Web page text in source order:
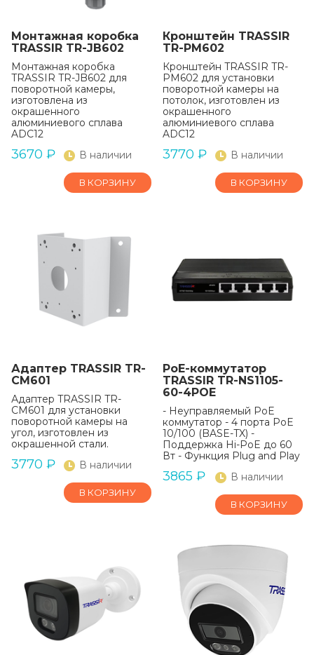
Монтажная коробка
TRASSIR TR-JB602
Монтажная коробка
TRASSIR TR-JB602 для
поворотной камеры,
изготовлена из
окрашенного
алюминиевого сплава
ADC12
3670 ₽ В наличии
В КОРЗИНУ
Кронштейн TRASSIR
TR-PM602
Кронштейн TRASSIR TR-
PM602 для установки
поворотной камеры на
потолок, изготовлен из
окрашенного
алюминиевого сплава
ADC12
3770 ₽ В наличии
В КОРЗИНУ
Адаптер TRASSIR TR-
CM601
Адаптер TRASSIR TR-
CM601 для установки
поворотной камеры на
угол, изготовлен из
окрашенной стали.
3770 ₽ В наличии
В КОРЗИНУ
РоЕ-коммутатор
TRASSIR TR-NS1105-
60-4POE
- Неуправляемый PoE
коммутатор - 4 порта PoE
10/100 (BASE-TX) -
Поддержка Hi-PoE до 60
Вт - Функция Plug and Play
3865 ₽ В наличии
В КОРЗИНУ